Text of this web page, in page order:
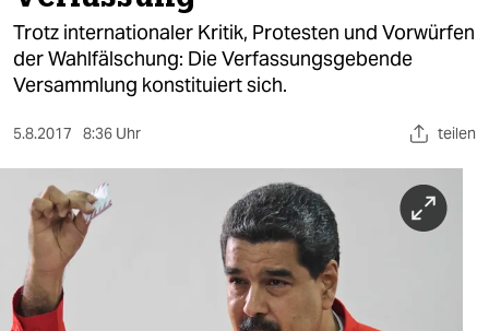
öko
gesellschaft
sport
berlin
nord
wahrheit
Trotz internationaler Kritik, Protesten und Vorwürfen
der Wahlfälschung: Die Verfassungsgebende
Versammlung konstituiert sich.
5.8.2017 8:36 Uhr teilen